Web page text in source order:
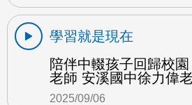
學習就是現在
陪伴中輟孩子回歸校
老師 安溪國中徐力偉
2025/09/06